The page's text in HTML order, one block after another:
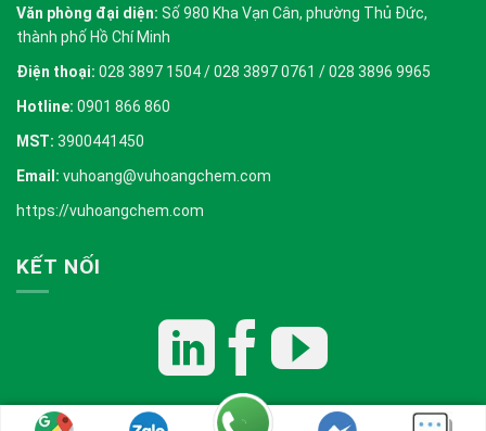
Văn phòng đại diện: Số 980 Kha Vạn Cân, phường Thủ Đức,
thành phố Hồ Chí Minh
Điện thoại: 028 3897 1504 / 028 3897 0761 / 028 3896 9965
Hotline: 0901 866 860
MST: 3900441450
Email: vuhoang@vuhoangchem.com
https://vuhoangchem.com
KẾT NỐI